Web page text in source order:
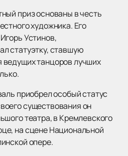
приз основаны в честь
художника. Его
Устинов,
статуэтку, ставшую
танцоров лучших
приобрел особый статус
существования он
театра, в Кремлевского
на сцене Национальной
опере.